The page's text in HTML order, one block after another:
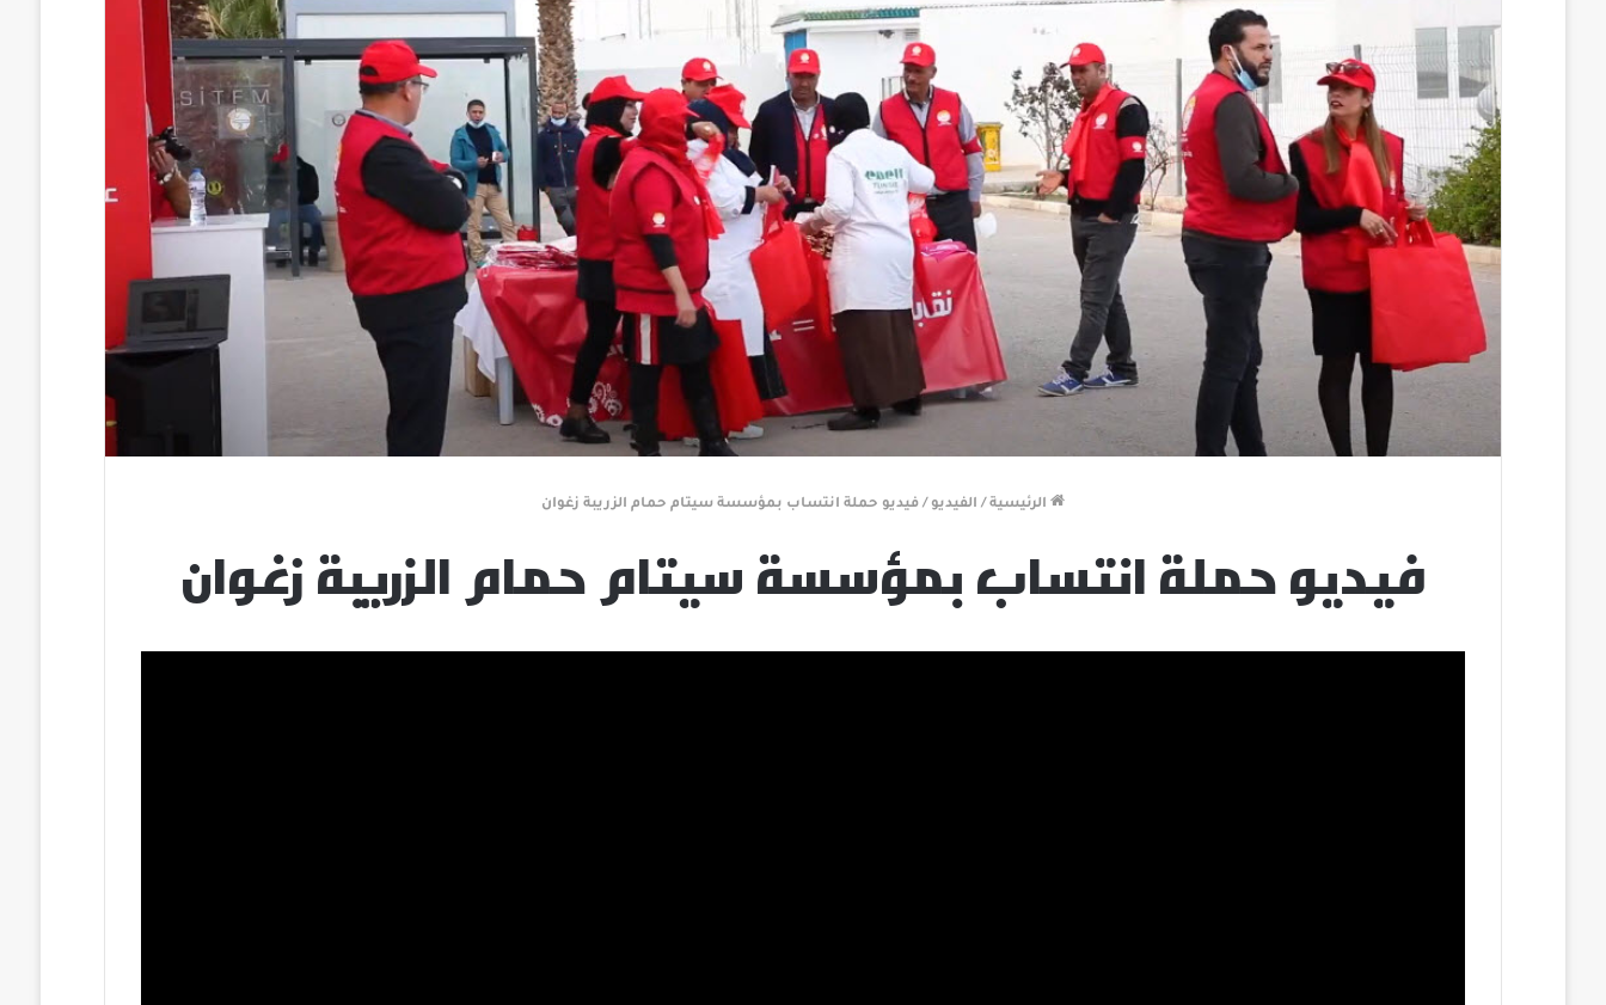
الرئيسية / الفيديو / فيديو حملة انتساب بمؤسسة سيتام حمام الزريبة زغوان‎‎
فيديو حملة انتساب بمؤسسة سيتام حمام الزريبة زغوان‎‎